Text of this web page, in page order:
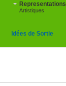
Representations
Artistiques
Idées de Sortie